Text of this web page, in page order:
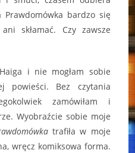
bardzo się
skłamać. Czy zawsze
i nie mogłam sobie
powieści. Bez czytania
zamówiłam i
Wyobraźcie sobie moje
trafiła w moje
wręcz komiksowa forma.